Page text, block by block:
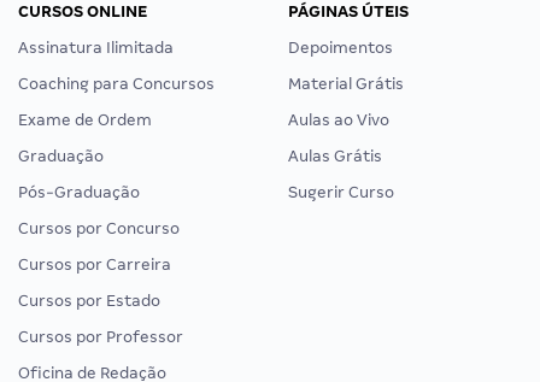
CURSOS ONLINE
Assinatura Ilimitada
Coaching para Concursos
Exame de Ordem
Graduação
Pós-Graduação
Cursos por Concurso
Cursos por Carreira
Cursos por Estado
Cursos por Professor
Oficina de Redação
PÁGINAS ÚTEIS
Depoimentos
Material Grátis
Aulas ao Vivo
Aulas Grátis
Sugerir Curso